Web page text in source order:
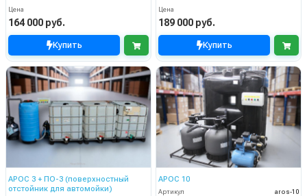
Цена
164 000 руб.
Купить
Цена
189 000 руб.
Купить
АРОС 3 + ПО-3 (поверхностный
отстойник для автомойки)
АРОС 10
Артикул
aros-10